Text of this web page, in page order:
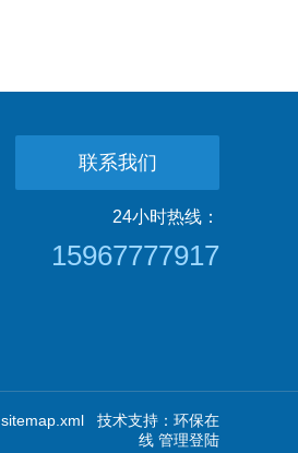
联系我们
24小时热线：
15967777917
sitemap.xml 技术支持： 环保在
线 管理登陆